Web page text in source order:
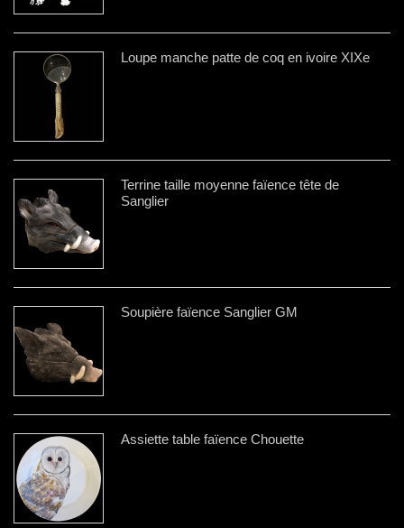
Loupe manche patte de coq en ivoire XIXe
Terrine taille moyenne faïence tête de
Sanglier
Soupière faïence Sanglier GM
Assiette table faïence Chouette